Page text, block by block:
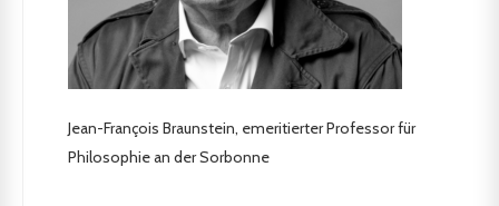
Jean-François Braunstein, emeritierter Professor für
Philosophie an der Sorbonne